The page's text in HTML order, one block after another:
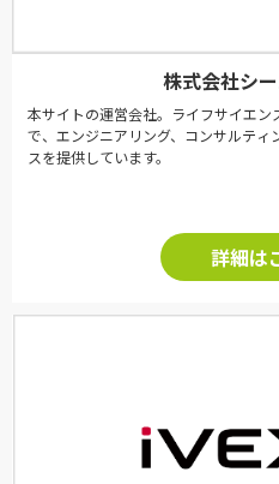
株式会社シ
本サイトの運営会社。ライフサイエ
で、エンジニアリング、コンサルテ
スを提供しています。
詳細は